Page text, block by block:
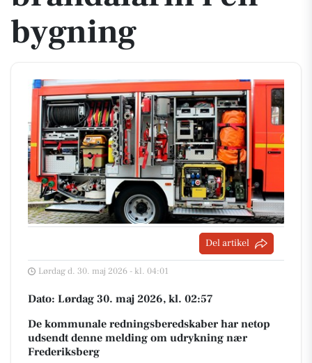
bygning
Del artikel
Lørdag d. 30. maj 2026 - kl. 04:01
Dato: Lørdag 30. maj 2026, kl. 02:57
De kommunale redningsberedskaber har netop
udsendt denne melding om udrykning nær
Frederiksberg